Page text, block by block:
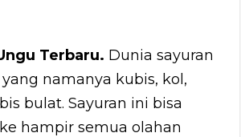
Terbaru. Dunia sayuran
namanya kubis, kol,
bulat. Sayuran ini bisa
hampir semua olahan